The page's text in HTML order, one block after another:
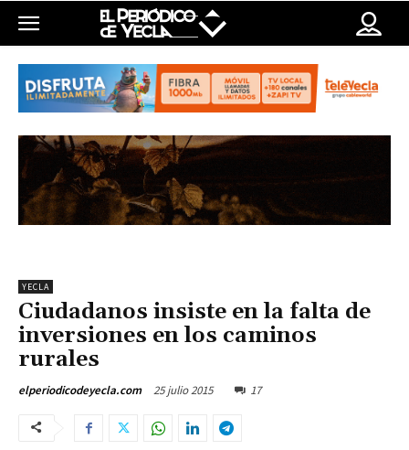
YECLA
Ciudadanos insiste en la falta de
inversiones en los caminos
rurales
elperiodicodeyecla.com 25 julio 2015 17